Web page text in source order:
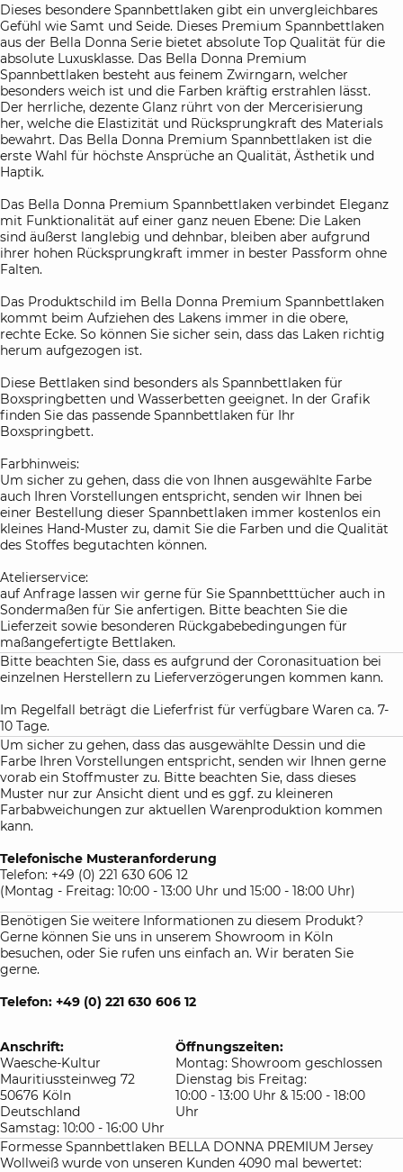
Dieses besondere Spannbettlaken gibt ein unvergleichbares
Gefühl wie Samt und Seide. Dieses Premium Spannbettlaken
aus der Bella Donna Serie bietet absolute Top Qualität für die
absolute Luxusklasse. Das Bella Donna Premium
Spannbettlaken besteht aus feinem Zwirngarn, welcher
besonders weich ist und die Farben kräftig erstrahlen lässt.
Der herrliche, dezente Glanz rührt von der Mercerisierung
her, welche die Elastizität und Rücksprungkraft des Materials
bewahrt. Das Bella Donna Premium Spannbettlaken ist die
erste Wahl für höchste Ansprüche an Qualität, Ästhetik und
Haptik.
Das Bella Donna Premium Spannbettlaken verbindet Eleganz
mit Funktionalität auf einer ganz neuen Ebene: Die Laken
sind äußerst langlebig und dehnbar, bleiben aber aufgrund
ihrer hohen Rücksprungkraft immer in bester Passform ohne
Falten.
Das Produktschild im Bella Donna Premium Spannbettlaken
kommt beim Aufziehen des Lakens immer in die obere,
rechte Ecke. So können Sie sicher sein, dass das Laken richtig
herum aufgezogen ist.
Diese Bettlaken sind besonders als Spannbettlaken für
Boxspringbetten und Wasserbetten geeignet. In der Grafik
finden Sie das passende Spannbettlaken für Ihr
Boxspringbett.
Farbhinweis:
Um sicher zu gehen, dass die von Ihnen ausgewählte Farbe
auch Ihren Vorstellungen entspricht, senden wir Ihnen bei
einer Bestellung dieser Spannbettlaken immer kostenlos ein
kleines Hand-Muster zu, damit Sie die Farben und die Qualität
des Stoffes begutachten können.
Atelierservice:
auf Anfrage lassen wir gerne für Sie Spannbetttücher auch in
Sondermaßen für Sie anfertigen. Bitte beachten Sie die
Lieferzeit sowie besonderen Rückgabebedingungen für
maßangefertigte Bettlaken.
Bitte beachten Sie, dass es aufgrund der Coronasituation bei
einzelnen Herstellern zu Lieferverzögerungen kommen kann.
Im Regelfall beträgt die Lieferfrist für verfügbare Waren ca. 7-
10 Tage.
Um sicher zu gehen, dass das ausgewählte Dessin und die
Farbe Ihren Vorstellungen entspricht, senden wir Ihnen gerne
vorab ein Stoffmuster zu. Bitte beachten Sie, dass dieses
Muster nur zur Ansicht dient und es ggf. zu kleineren
Farbabweichungen zur aktuellen Warenproduktion kommen
kann.
Telefonische Musteranforderung
Telefon: +49 (0) 221 630 606 12
(Montag - Freitag: 10:00 - 13:00 Uhr und 15:00 - 18:00 Uhr)
Benötigen Sie weitere Informationen zu diesem Produkt?
Gerne können Sie uns in unserem Showroom in Köln
besuchen, oder Sie rufen uns einfach an. Wir beraten Sie
gerne.
Telefon: +49 (0) 221 630 606 12
Anschrift:
Waesche-Kultur
Mauritiussteinweg 72
50676 Köln
Deutschland
Öffnungszeiten:
Montag: Showroom geschlossen
Dienstag bis Freitag:
10:00 - 13:00 Uhr & 15:00 - 18:00
Uhr
Samstag: 10:00 - 16:00 Uhr
Formesse Spannbettlaken BELLA DONNA PREMIUM Jersey
Wollweiß wurde von unseren Kunden 4090 mal bewertet: